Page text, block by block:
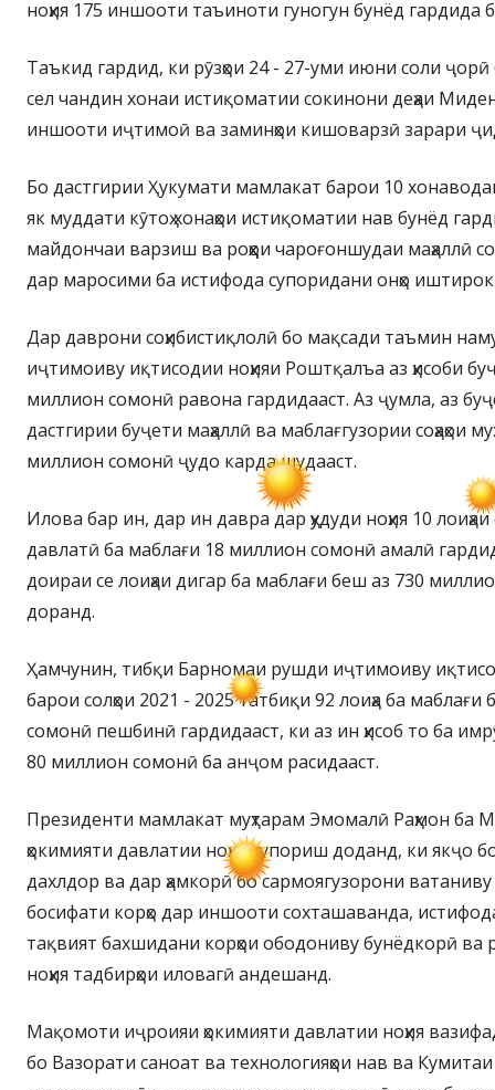
ноҳия 175 иншооти таъиноти гуногун бунёд гардида
Таъкид гардид, ки рӯзҳои 24 - 27-уми июни соли
сел чандин хонаи истиқоматии сокинони деҳаи
иншооти иҷтимоӣ ва заминҳои кишоварзӣ зарари
Бо дастгирии Ҳукумати мамлакат барои 10
як муддати кӯтоҳ хонаҳои истиқоматии нав бунёд
майдончаи варзиш ва роҳҳои чароғоншудаи маҳаллӣ
дар маросими ба истифода супоридани онҳо
Дар даврони соҳибистиқлолӣ бо мақсади таъмин
иҷтимоиву иқтисодии ноҳияи Роштқалъа аз ҳисоби
миллион сомонӣ равона гардидааст. Аз ҷумла, аз
дастгирии буҷети маҳаллӣ ва маблағгузории соҳаҳои
миллион сомонӣ ҷудо карда шудааст.
Илова бар ин, дар ин давра дар ҳудуди ноҳия 10
давлатӣ ба маблағи 18 миллион сомонӣ амалӣ
доираи се лоиҳаи дигар ба маблағи беш аз 730
доранд.
Ҳамчунин, тибқи Барномаи рушди иҷтимоиву
барои солҳои 2021 - 2025 татбиқи 92 лоиҳа ба
сомонӣ пешбинӣ гардидааст, ки аз ин ҳисоб то ба
80 миллион сомонӣ ба анҷом расидааст.
Президенти мамлакат муҳтарам Эмомалӣ Раҳмон ба
ҳокимияти давлатии ноҳия супориш доданд, ки якҷо
дахлдор ва дар ҳамкорӣ бо сармоягузорони
босифати корҳо дар иншооти сохташаванда,
тақвият бахшидани корҳои ободониву бунёдкорӣ
ноҳия тадбирҳои иловагӣ андешанд.
Мақомоти иҷроияи ҳокимияти давлатии ноҳия
бо Вазорати саноат ва технологияҳои нав ва